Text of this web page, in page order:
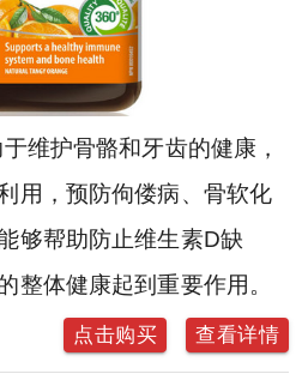
维护骨骼和牙齿的健康，
用，预防佝偻病、骨软化
够帮助防止维生素D缺
整体健康起到重要作用。
点击购买 查看详情